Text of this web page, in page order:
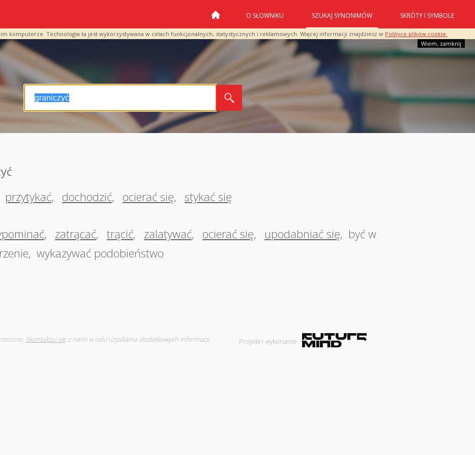
komputerze. Technologia ta jest wykorzystywana w celach funkcjonalnych, statystycznych i reklamowych. Więcej informacji znajdziesz w Polityce plików cookie.
Wiem, zamknij
O SŁOWNIKU SZUKAJ SYNONIMÓW SKRÓTY I SYMBOLE
przytykać, dochodzić, ocierać się, stykać się
, zatrącać, trącić, zalatywać, ocierać się, upodabniać się, być w
, wykazywać podobieństwo
Skontaktuj sięz nami w celu uzyskania dodatkowych informacji Projekt i wykonanie